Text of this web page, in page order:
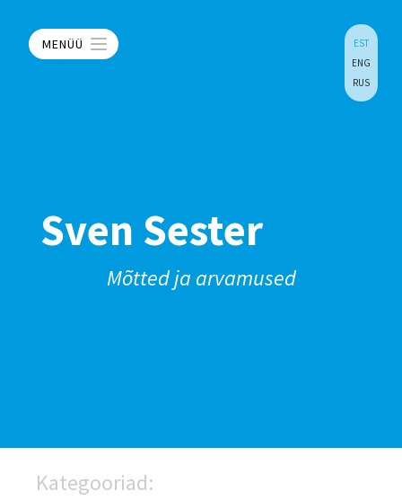
MENÜÜ
EST
ENG
RUS
Sven Sester
Mõtted ja arvamused
Kategooriad: